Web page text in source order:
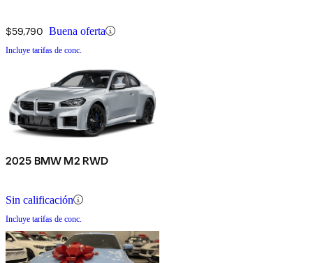
$59,790 Buena oferta
Incluye tarifas de conc.
2025 BMW M2 RWD
Sin calificación
Incluye tarifas de conc.